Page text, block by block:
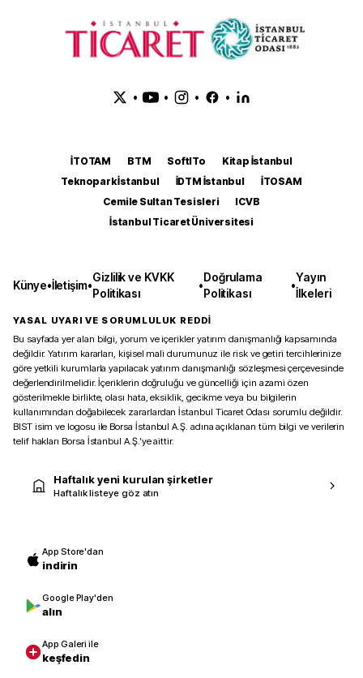
• • • •
İTOTAM BTM SoftITo
Kitap İstanbul
Teknopark İstanbul
İDTM İstanbul
İTOSAM
Cemile Sultan Tesisleri
ICVB
İstanbul Ticaret Üniversitesi
Künye•İletişim•
Gizlilik ve KVKK
Politikası
•
Doğrulama
Politikası
•
Yayın
İlkeleri
YASAL UYARI VE SORUMLULUK REDDİ
Bu sayfada yer alan bilgi, yorum ve içerikler yatırım danışmanlığı kapsamında
değildir. Yatırım kararları, kişisel mali durumunuz ile risk ve getiri tercihlerinize
göre yetkili kurumlarla yapılacak yatırım danışmanlığı sözleşmesi çerçevesinde
değerlendirilmelidir. İçeriklerin doğruluğu ve güncelliği için azami özen
gösterilmekle birlikte, olası hata, eksiklik, gecikme veya bu bilgilerin
kullanımından doğabilecek zararlardan İstanbul Ticaret Odası sorumlu değildir.
BIST isim ve logosu ile Borsa İstanbul A.Ş. adına açıklanan tüm bilgi ve verilerin
telif hakları Borsa İstanbul A.Ş.’ye aittir.
Haftalık yeni kurulan şirketler
Haftalık listeye göz atın
App Store'dan
indirin
Google Play'den
alın
App Galeri ile
keşfedin